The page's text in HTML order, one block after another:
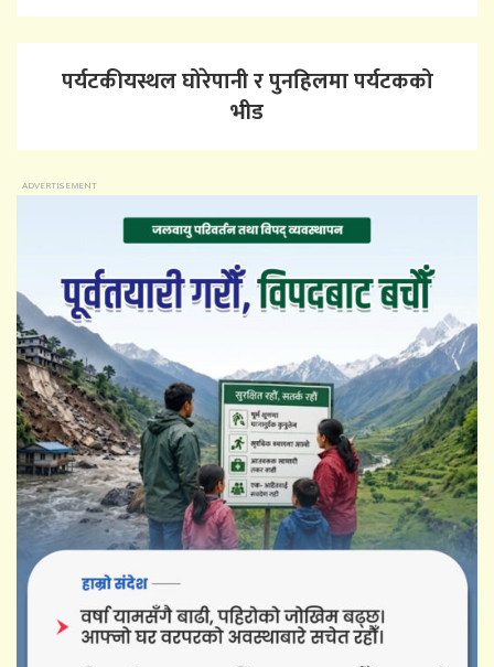
पर्यटकीयस्थल घोरेपानी र पुनहिलमा पर्यटकको
भीड